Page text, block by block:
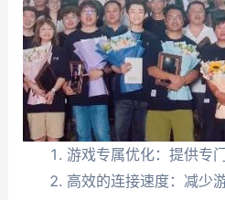
游戏专属优化：提供专
高效的连接速度：减少